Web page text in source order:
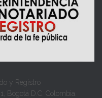
y Registro
Bogotá D.C. Colombia.